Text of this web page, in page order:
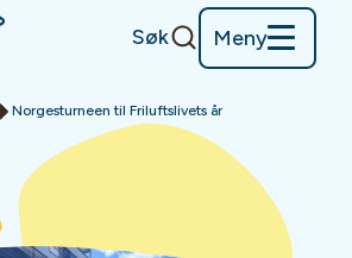
Søk Meny
Norgesturneen til Friluftslivets år